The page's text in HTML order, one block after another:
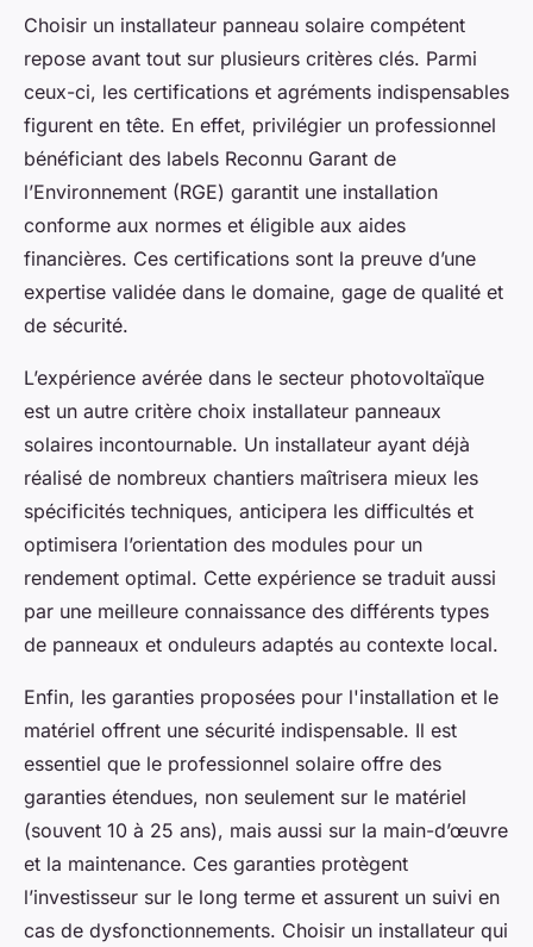
Choisir un installateur panneau solaire compétent
repose avant tout sur plusieurs critères clés. Parmi
ceux-ci, les certifications et agréments indispensables
figurent en tête. En effet, privilégier un professionnel
bénéficiant des labels Reconnu Garant de
l’Environnement (RGE) garantit une installation
conforme aux normes et éligible aux aides
financières. Ces certifications sont la preuve d’une
expertise validée dans le domaine, gage de qualité et
de sécurité.
L’expérience avérée dans le secteur photovoltaïque
est un autre critère choix installateur panneaux
solaires incontournable. Un installateur ayant déjà
réalisé de nombreux chantiers maîtrisera mieux les
spécificités techniques, anticipera les difficultés et
optimisera l’orientation des modules pour un
rendement optimal. Cette expérience se traduit aussi
par une meilleure connaissance des différents types
de panneaux et onduleurs adaptés au contexte local.
Enfin, les garanties proposées pour l'installation et le
matériel offrent une sécurité indispensable. Il est
essentiel que le professionnel solaire offre des
garanties étendues, non seulement sur le matériel
(souvent 10 à 25 ans), mais aussi sur la main-d’œuvre
et la maintenance. Ces garanties protègent
l’investisseur sur le long terme et assurent un suivi en
cas de dysfonctionnements. Choisir un installateur qui